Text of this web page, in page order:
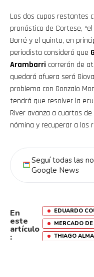
Los dos cupos restantes
pronóstico de Cortese,
Borré y el quinto, en
periodista consideró que
Arambarri correrán de
quedará afuera será
problema con Gonzalo
tendrá que resolver la
River avanza a cuartos
nómina y recuperar a los
Seguí todas las
Google News
En
este
artículo
:
EDUARDO
MERCADO
THIAGO